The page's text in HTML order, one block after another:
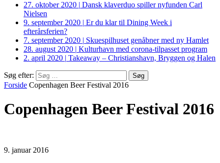
27. oktober 2020 | Dansk klaverduo spiller nyfunden Carl
Nielsen
9. september 2020 | Er du klar til Dining Week i
efterårsferien?
7. september 2020 | Skuespilhuset genåbner med ny Hamlet
28. august 2020 | Kulturhavn med corona-tilpasset program
2. april 2020 | Takeaway – Christianshavn, Bryggen og Halen
Søg efter:
Forside Copenhagen Beer Festival 2016
Copenhagen Beer Festival 2016
9. januar 2016